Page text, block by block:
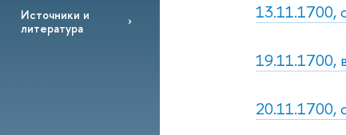
Источники и
литература
13.11.1700,
19.11.1700,
20.11.1700,